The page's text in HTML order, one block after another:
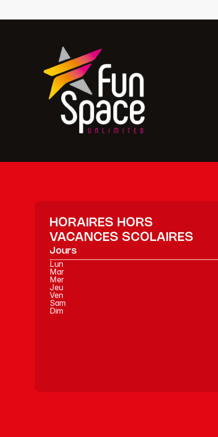
HORAIRES HORS
VACANCES SCOLAIRES
Jours
Lun
Mar
Mer
Jeu
Ven
Sam
Dim